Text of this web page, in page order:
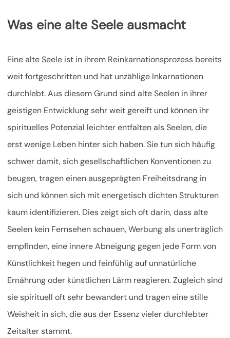
Was eine alte Seele ausmacht
Eine alte Seele ist in ihrem Reinkarnationsprozess bereits
weit fortgeschritten und hat unzählige Inkarnationen
durchlebt. Aus diesem Grund sind alte Seelen in ihrer
geistigen Entwicklung sehr weit gereift und können ihr
spirituelles Potenzial leichter entfalten als Seelen, die
erst wenige Leben hinter sich haben. Sie tun sich häufig
schwer damit, sich gesellschaftlichen Konventionen zu
beugen, tragen einen ausgeprägten Freiheitsdrang in
sich und können sich mit energetisch dichten Strukturen
kaum identifizieren. Dies zeigt sich oft darin, dass alte
Seelen kein Fernsehen schauen, Werbung als unerträglich
empfinden, eine innere Abneigung gegen jede Form von
Künstlichkeit hegen und feinfühlig auf unnatürliche
Ernährung oder künstlichen Lärm reagieren. Zugleich sind
sie spirituell oft sehr bewandert und tragen eine stille
Weisheit in sich, die aus der Essenz vieler durchlebter
Zeitalter stammt.